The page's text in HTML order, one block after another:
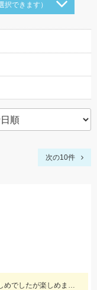
択できます）
次の10件
今シーズン初の勝山！渇水&高水温で厳しめでしたが楽しめました。風が強く吹く日は短竿がオススメです。三河安城店岩﨑釣行